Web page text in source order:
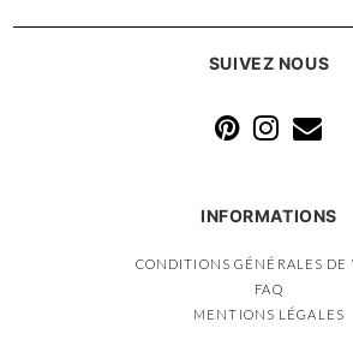
SUIVEZ NOUS
INFORMATIONS
CONDITIONS GÉNÉRALES DE
FAQ
MENTIONS LÉGALES